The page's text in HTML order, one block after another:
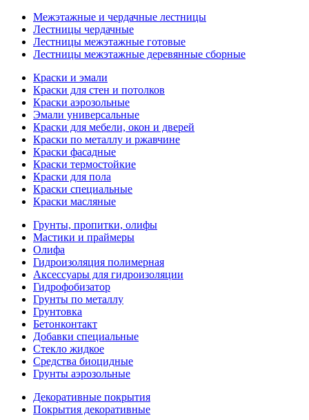
Межэтажные и чердачные лестницы
Лестницы чердачные
Лестницы межэтажные готовые
Лестницы межэтажные деревянные сборные
Краски и эмали
Краски для стен и потолков
Краски аэрозольные
Эмали универсальные
Краски для мебели, окон и дверей
Краски по металлу и ржавчине
Краски фасадные
Краски термостойкие
Краски для пола
Краски специальные
Краски масляные
Грунты, пропитки, олифы
Мастики и праймеры
Олифа
Гидроизоляция полимерная
Аксессуары для гидроизоляции
Гидрофобизатор
Грунты по металлу
Грунтовка
Бетонконтакт
Добавки специальные
Стекло жидкое
Средства биоцидные
Грунты аэрозольные
Декоративные покрытия
Покрытия декоративные